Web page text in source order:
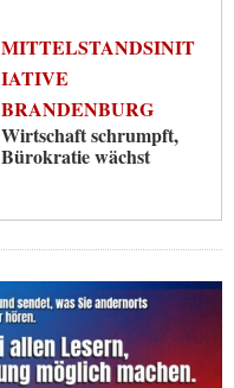
MITTELSTANDSINIT
IATIVE
BRANDENBURG
Wirtschaft schrumpft,
Bürokratie wächst